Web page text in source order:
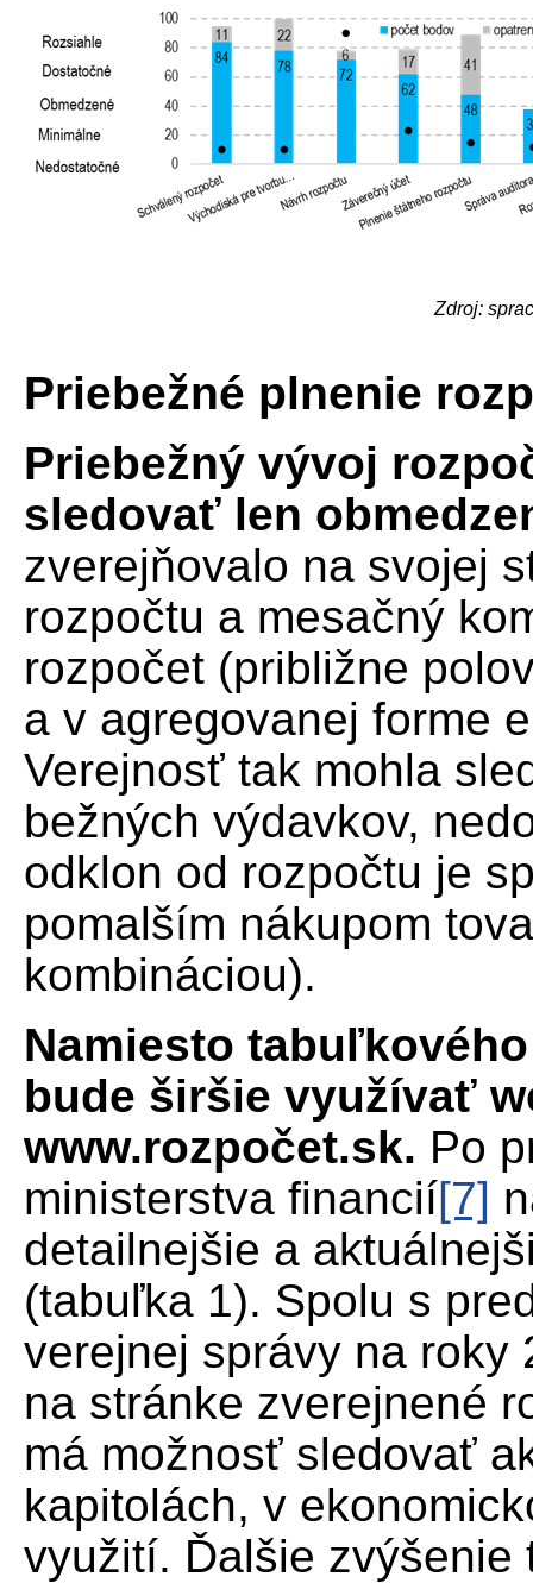
Zdroj:
Priebežné plnenie
Priebežný vývoj
sledovať len
zverejňovalo na svojej
rozpočtu a mesačný
rozpočet (približne
a v agregovanej forme
Verejnosť tak mohla
bežných výdavkov,
odklon od rozpočtu je
pomalším nákupom
kombináciou).
Namiesto
bude širšie využívať
www.rozpočet.sk. Po
ministerstva financií[7]
detailnejšie a
(tabuľka 1). Spolu s
verejnej správy na roky
na stránke zverejnené
má možnosť sledovať
kapitolách, v
využití. Ďalšie zvýšenie